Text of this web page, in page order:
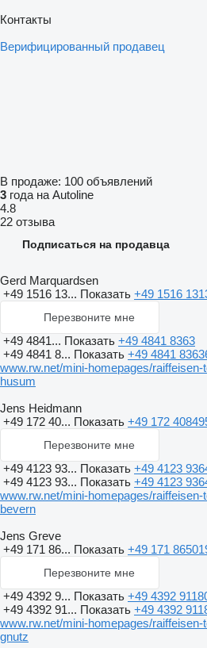
Контакты
Верифицированный продавец
В продаже: 100 объявлений
3 года на Autoline
4.8
22 отзыва
Подписаться на продавца
Gerd Marquardsen
+49 1516 13... Показать +49 1516
Перезвоните мне
+49 4841... Показать +49 4841 8363
+49 4841 8... Показать +49 4841
www.rw.net/mini-homepages/
husum
Jens Heidmann
+49 172 40... Показать +49 172
Перезвоните мне
+49 4123 93... Показать +49 4123
+49 4123 93... Показать +49 4123
www.rw.net/mini-homepages/
bevern
Jens Greve
+49 171 86... Показать +49 171
Перезвоните мне
+49 4392 9... Показать +49 4392
+49 4392 91... Показать +49 4392
www.rw.net/mini-homepages/
gnutz